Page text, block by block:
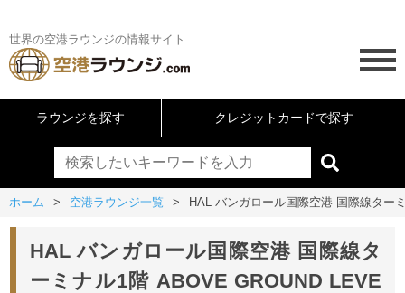
世界の空港ラウンジの情報サイト
ラウンジを探す クレジットカードで探す
ホーム 空港ラウンジ一覧 HAL バンガロール国際空港 国際線ター
HAL バンガロール国際空港 国際線タ
ーミナル1階 ABOVE GROUND LEVE